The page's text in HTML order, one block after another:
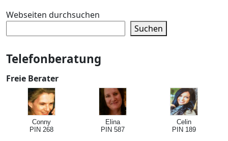
Webseiten durchsuchen
Suchen
Telefonberatung
Freie Berater
Conny
PIN 268
Elina
PIN 587
Celin
PIN 189